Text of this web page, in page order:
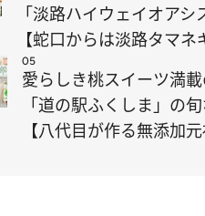
「淡路ハイウェイオア
【蛇口からは淡路タマネ
05
愛らしき桃スイーツ満
「道の駅ふくしま」の
【八代目が作る無添加元